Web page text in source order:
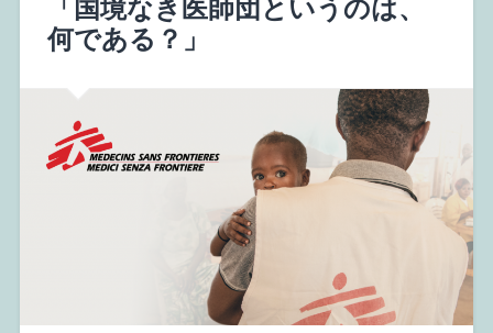
「国境なき医師団というのは、
何である？」